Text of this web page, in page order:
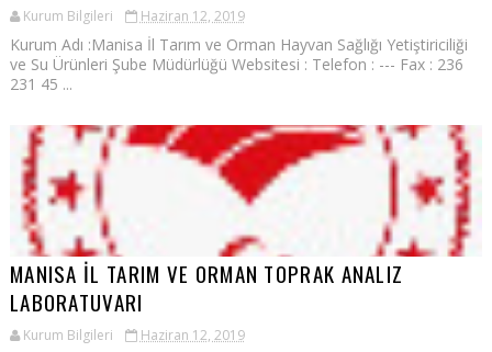
Kurum Bilgileri Haziran 12, 2019
Kurum Adı :Manisa İl Tarım ve Orman Hayvan Sağlığı Yetiştiriciliği
ve Su Ürünleri Şube Müdürlüğü Websitesi : Telefon : --- Fax : 236
231 45 ...
MANISA İL TARIM VE ORMAN TOPRAK ANALIZ
LABORATUVARI
Kurum Bilgileri Haziran 12, 2019